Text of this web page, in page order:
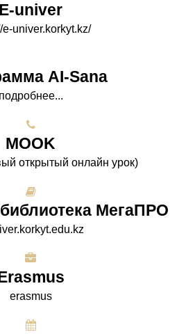
E-univer
e-univer.korkyt.kz/
AI-Sana
подробнее...
МООK
открытый онлайн урок)
МегаПРО
erasmus